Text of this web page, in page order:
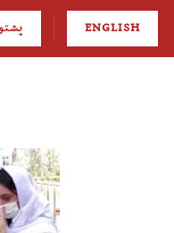
ENGLISH